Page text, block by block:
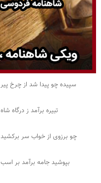
سپیده چو پیدا شد از چرخ پیر
تبیره برآمد ز درگاه شاه
چو برزوی از خواب سر برکشید
بپوشید جامه برآمد بر اسب